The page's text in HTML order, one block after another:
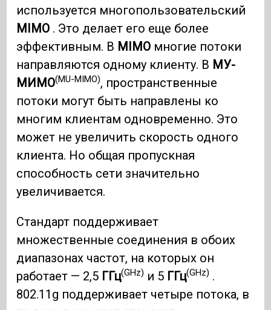
используется многопользовательский
MIMO . Это делает его еще более
эффективным. В MIMO многие потоки
направляются одному клиенту. В МУ-
МИМО(MU-MIMO), пространственные
потоки могут быть направлены ко
многим клиентам одновременно. Это
может не увеличить скорость одного
клиента. Но общая пропускная
способность сети значительно
увеличивается.
Стандарт поддерживает
множественные соединения в обоих
диапазонах частот, на которых он
работает — 2,5 ГГц(GHz) и 5 ГГц(GHz) .
802.11g поддерживает четыре потока, в